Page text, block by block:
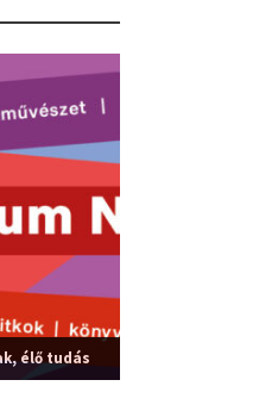
élő tudás